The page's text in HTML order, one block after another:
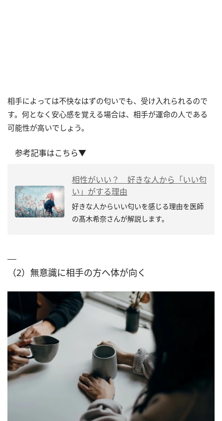
相手によっては不快なはずの匂いでも、受け入れられるので
す。何となく安心感を覚える場合は、相手が運命の人である
可能性が高いでしょう。
参考記事はこちら▼
相性がいい？ 好きな人から「いい匂
い」がする理由
好きな人からいい匂いを感じる理由を医師
の髙木希奈さんが解説します。
（2）無意識に相手の方へ体が向く